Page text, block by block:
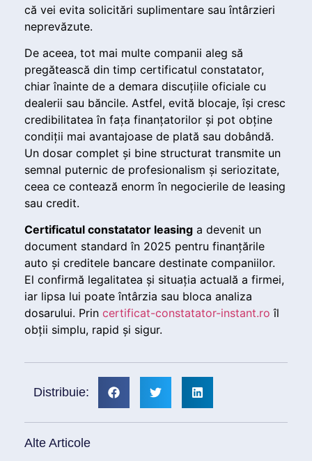
că vei evita solicitări suplimentare sau întârzieri
neprevăzute.
De aceea, tot mai multe companii aleg să
pregătească din timp certificatul constatator,
chiar înainte de a demara discuțiile oficiale cu
dealerii sau băncile. Astfel, evită blocaje, își cresc
credibilitatea în fața finanțatorilor și pot obține
condiții mai avantajoase de plată sau dobândă.
Un dosar complet și bine structurat transmite un
semnal puternic de profesionalism și seriozitate,
ceea ce contează enorm în negocierile de leasing
sau credit.
Certificatul constatator leasing a devenit un
document standard în 2025 pentru finanțările
auto și creditele bancare destinate companiilor.
El confirmă legalitatea și situația actuală a firmei,
iar lipsa lui poate întârzia sau bloca analiza
dosarului. Prin certificat-constatator-instant.ro îl
obții simplu, rapid și sigur.
Distribuie:
Alte Articole